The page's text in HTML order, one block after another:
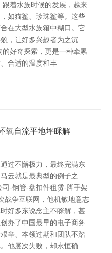
着水族时候的发展，越来
如猫鲨、珍珠鲨等。这些
在大型水族箱中糊口。它
，让好多兴趣者为之沉
好奇探索，更是一种牵累
合适的温度和丰
氧自流平地坪睬解
过不懈极力，最终完满东
云就是最典型的例子之
-钢管-盘扣件租赁-脚手架
战争互联网，他机敏地意志
好多东说念主不睬解，甚
办了中国最早的电子商务
辛、本领过期和团队不踏
他屡次失败，却永恒确